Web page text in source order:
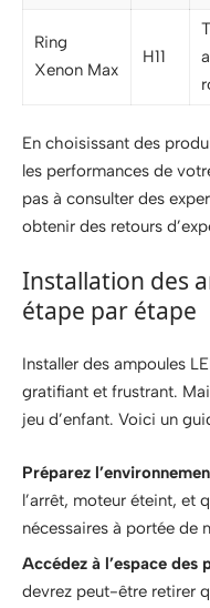
Ring
Xenon Max
H11
En choisissant des
les performances de
pas à consulter des
obtenir des retours
Installation des
étape par étape
Installer des ampoules
gratifiant et frustrant.
jeu d’enfant. Voici un
Préparez
l’arrêt, moteur éteint, et
nécessaires à portée de
Accédez à l’espace des
devrez peut-être retirer